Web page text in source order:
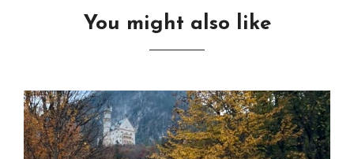
You might also like